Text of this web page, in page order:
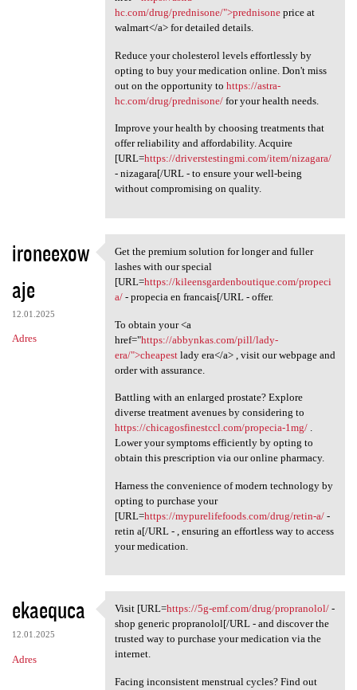
hc.com/drug/prednisone/">prednisoneprice at
walmart</a> for detailed details.
Reduce your cholesterol levels effortlessly by
opting to buy your medication online. Don't miss
out on the opportunity to https://astra-
hc.com/drug/prednisone/for your health needs.
Improve your health by choosing treatments that
offer reliability and affordability. Acquire
[URL=https://driverstestingmi.com/item/nizagara/
- nizagara[/URL - to ensure your well-being
without compromising on quality.
ironeexow
aje
12.01.2025
Adres
Get the premium solution for
Get the premium solution for longer and fuller
lashes with our special
[URL=https://kileensgardenboutique.com/propeci
a/- propecia en francais[/URL - offer.
To obtain your <a
href="https://abbynkas.com/pill/lady-
era/">cheapestlady era</a> , visit our webpage and
order with assurance.
Battling with an enlarged prostate? Explore
diverse treatment avenues by considering to
https://chicagosfinestccl.com/propecia-1mg/.
Lower your symptoms efficiently by opting to
obtain this prescription via our online pharmacy.
Harness the convenience of modern technology by
opting to purchase your
[URL=https://mypurelifefoods.com/drug/retin-a/-
retin a[/URL - , ensuring an effortless way to access
your medication.
ekaequca
12.01.2025
Adres
Visit [URL=https://5g-emf.com
Visit [URL=https://5g-emf.com/drug/propranolol/-
shop generic propranolol[/URL - and discover the
trusted way to purchase your medication via the
internet.
Facing inconsistent menstrual cycles? Find out